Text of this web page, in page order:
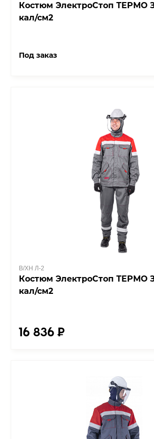
Костюм ЭлектроСтоп ТЕРМО
кал/см2
Под заказ
В/ХН Л-2
Костюм ЭлектроСтоп ТЕРМО
кал/см2
16 836 ₽